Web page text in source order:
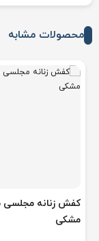
محصولات مشابه
مشکی